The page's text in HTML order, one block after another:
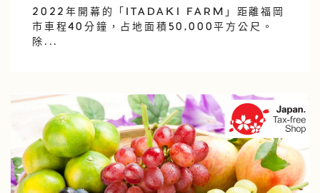
2022年開幕的「ITADAKI FARM」距離福岡
市車程40分鐘，占地面積50,000平方公尺。
除...